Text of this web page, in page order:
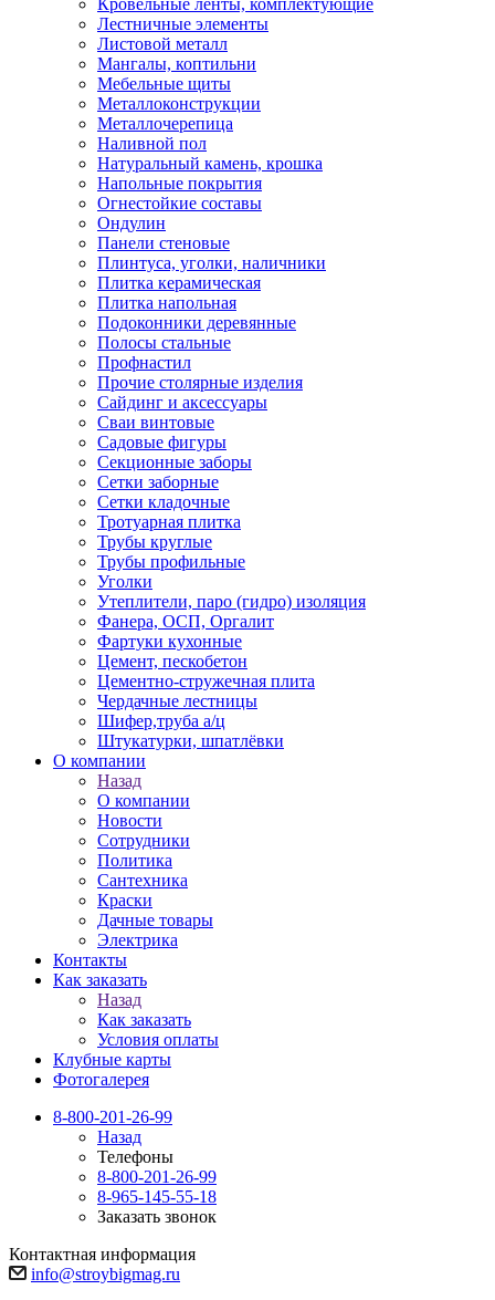
Лестничные элементы
Листовой металл
Мангалы, коптильни
Мебельные щиты
Металлоконструкции
Металлочерепица
Наливной пол
Натуральный камень, крошка
Напольные покрытия
Огнестойкие составы
Ондулин
Панели стеновые
Плинтуса, уголки, наличники
Плитка керамическая
Плитка напольная
Подоконники деревянные
Полосы стальные
Профнастил
Прочие столярные изделия
Сайдинг и аксессуары
Сваи винтовые
Садовые фигуры
Секционные заборы
Сетки заборные
Сетки кладочные
Тротуарная плитка
Трубы круглые
Трубы профильные
Уголки
Утеплители, паро (гидро) изоляция
Фанера, ОСП, Оргалит
Фартуки кухонные
Цемент, пескобетон
Цементно-стружечная плита
Чердачные лестницы
Шифер,труба а/ц
Штукатурки, шпатлёвки
О компании
Назад
О компании
Новости
Сотрудники
Политика
Сантехника
Краски
Дачные товары
Электрика
Контакты
Как заказать
Назад
Как заказать
Условия оплаты
Клубные карты
Фотогалерея
8-800-201-26-99
Назад
Телефоны
8-800-201-26-99
8-965-145-55-18
Заказать звонок
Контактная информация
info@stroybigmag.ru